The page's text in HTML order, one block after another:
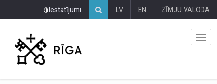
Iestatījumi LV EN ZĪMJU VALODA